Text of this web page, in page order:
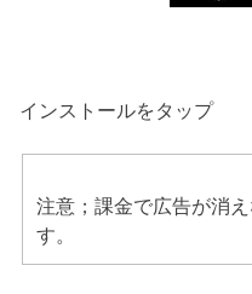
インストールをタップ
注意；課金で広告が消
す。